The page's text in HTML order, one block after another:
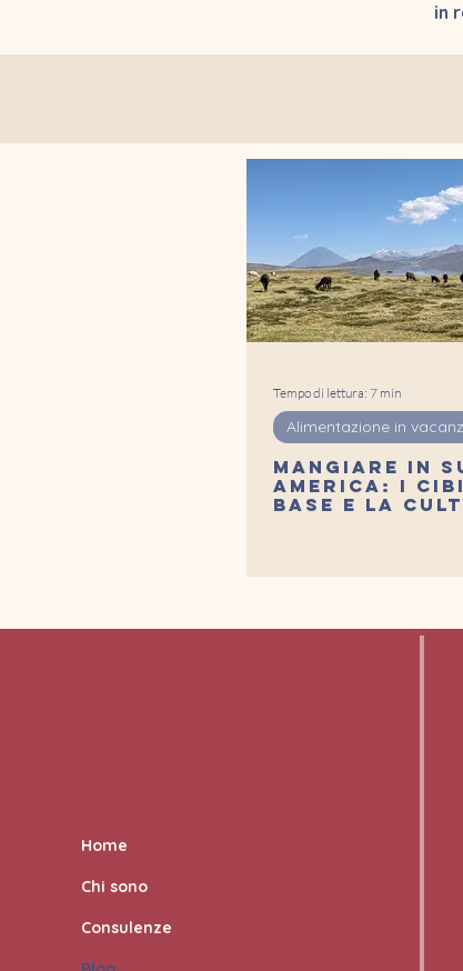
in
Tempo di lettura: 7 min
Alimentazione in
MANGIARE IN
AMERICA: I
BASE E LA
Home
Chi sono
Consulenze